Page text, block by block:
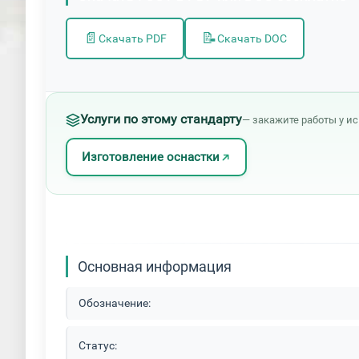
📄 Скачать PDF 📝Скачать DOC
Услуги по этому стандарту— закажите работы у
Изготовление оснастки
Основная информация
Обозначение:
Статус: